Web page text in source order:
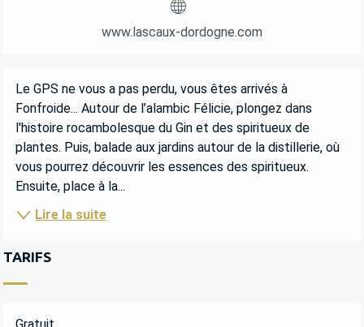
www.lascaux-dordogne.com
DESCRIPTION
Le GPS ne vous a pas perdu, vous êtes arrivés à
Fonfroide... Autour de l’alambic Félicie, plongez dans
l'histoire rocambolesque du Gin et des spiritueux de
plantes. Puis, balade aux jardins autour de la distillerie, où
vous pourrez découvrir les essences des spiritueux.
Ensuite, place à la...
Lire la suite
TARIFS